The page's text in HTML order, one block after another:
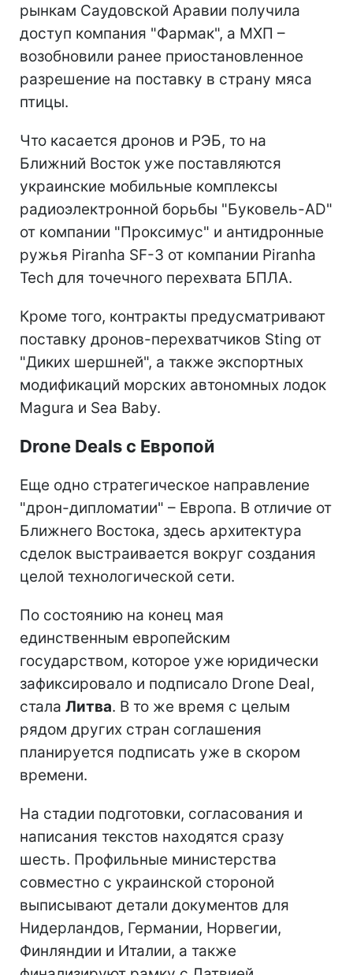
рынкам Саудовской Аравии получила
доступ компания "Фармак", а МХП –
возобновили ранее приостановленное
разрешение на поставку в страну мяса
птицы.
Что касается дронов и РЭБ, то на
Ближний Восток уже поставляются
украинские мобильные комплексы
радиоэлектронной борьбы "Буковель-AD"
от компании "Проксимус" и антидронные
ружья Piranha SF-3 от компании Piranha
Tech для точечного перехвата БПЛА.
Кроме того, контракты предусматривают
поставку дронов-перехватчиков Sting от
"Диких шершней", а также экспортных
модификаций морских автономных лодок
Magura и Sea Baby.
Drone Deals с Европой
Еще одно стратегическое направление
"дрон-дипломатии" – Европа. В отличие от
Ближнего Востока, здесь архитектура
сделок выстраивается вокруг создания
целой технологической сети.
По состоянию на конец мая
единственным европейским
государством, которое уже юридически
зафиксировало и подписало Drone Deal,
стала Литва. В то же время с целым
рядом других стран соглашения
планируется подписать уже в скором
времени.
На стадии подготовки, согласования и
написания текстов находятся сразу
шесть. Профильные министерства
совместно с украинской стороной
выписывают детали документов для
Нидерландов, Германии, Норвегии,
Финляндии и Италии, а также